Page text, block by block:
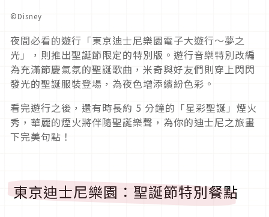
©Disney
夜間必看的遊行「東京迪士尼樂園電子大遊行～夢之
光」，則推出聖誕節限定的特別版。遊行音樂特別改編
為充滿節慶氣氛的聖誕歌曲，米奇與好友們則穿上閃閃
發光的聖誕服裝登場，為夜色增添繽紛色彩。
看完遊行之後，還有時長約 5 分鐘的「星彩聖誕」煙火
秀，華麗的煙火將伴隨聖誕樂聲，為你的迪士尼之旅畫
下完美句點！
東京迪士尼樂園：聖誕節特別餐點